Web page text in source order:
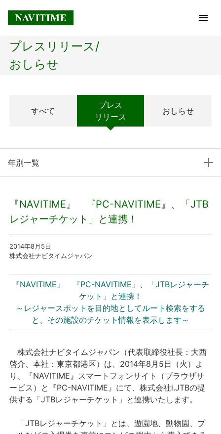
トップページ
経営理念
プレスリリース
プレスリリース
個人向けサービス
採用情報
English
プレスリリース/
おしらせ
すべて
プレス
リリース
おしらせ
年別一覧
『NAVITIME』 『PC-NAVITIME』、「JTB
レジャーチケット」と連携！
2014年8月5日
株式会社ナビタイムジャパン
『NAVITIME』 『PC-NAVITIME』、「JTBレジャーチ
ケット」と連携！
～ レジャースポットを目的地としてルート検索をする
と、その施設のチケット情報を表示します ～
株式会社ナビタイムジャパン（代表取締役社長：大西
啓介、本社：東京都港区）は、2014年8月5日（火）よ
り、『NAVITIME』スマートフォンサイト（ブラウザサ
ービス）と『PC-NAVITIME』にて、株式会社i.JTBの提
供する「JTBレジャーチケット」と連携いたします。
「JTBレジャーチケット」とは、遊園地、動物園、プ